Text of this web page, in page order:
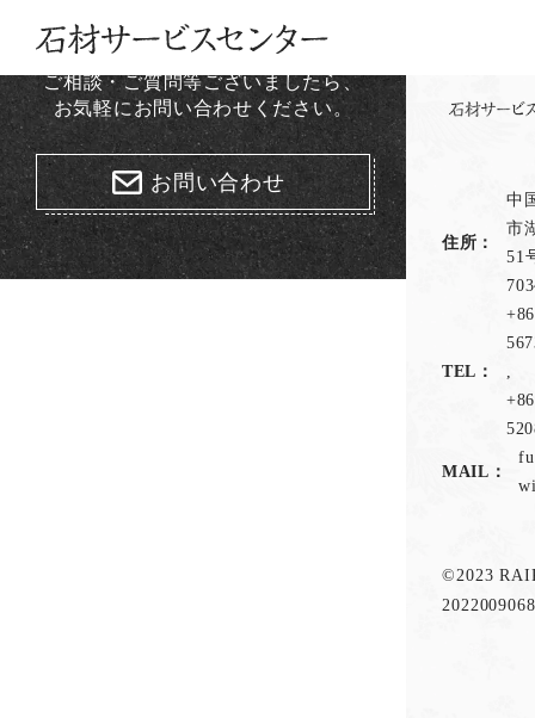
ご相談・ご質問等ございましたら、
お気軽にお問い合わせください。
お問い合わせ
住所：
中
市
51
TEL：
,
MAIL：
©2023